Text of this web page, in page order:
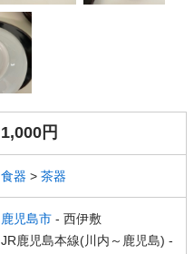
1,000円
食器 > 茶器
鹿児島市 - 西伊敷
JR鹿児島本線(川内～鹿児島) -